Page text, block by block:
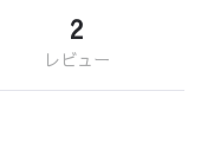
2
レビュー